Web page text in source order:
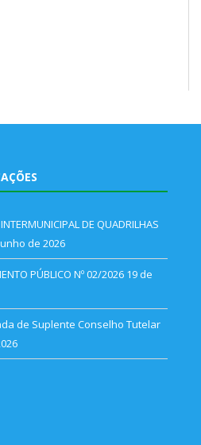
DE QUADRILHAS
de 2026
PÚBLICO Nº 02/2026 19 de
de Suplente Conselho Tutelar